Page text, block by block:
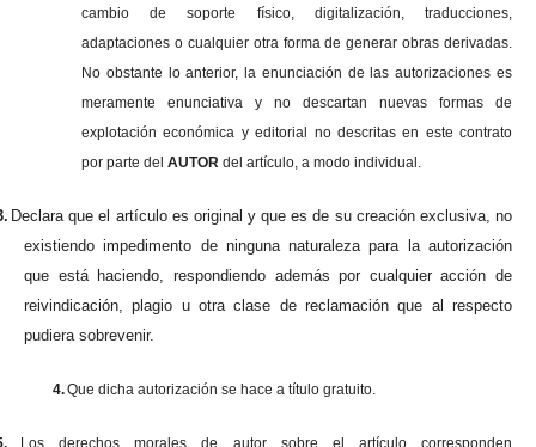
cambio de soporte físico, digitalización, traducciones,
adaptaciones o cualquier otra forma de generar obras derivadas.
No obstante lo anterior, la enunciación de las autorizaciones es
meramente enunciativa y no descartan nuevas formas de
explotación económica y editorial no descritas en este contrato
por parte del AUTORdel artículo, a modo individual.
Declara que el artículo es original y que es de su creación exclusiva, no
existiendo impedimento de ninguna naturaleza para la autorización
que está haciendo, respondiendo además por cualquier acción de
reivindicación, plagio u otra clase de reclamación que al respecto
pudiera sobrevenir.
4.Que dicha autorización se hace a título gratuito.